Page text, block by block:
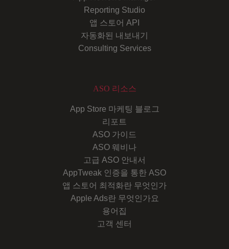
Reporting Studio
앱 스토어 API
자동화된 내보내기
Consulting Services
ASO 리소스
App Store 마케팅 블로그
리포트
ASO 가이드
ASO 웨비나
고급 ASO 안내서
AppTweak 인증을 통한 ASO
앱 스토어 최적화란 무엇인가
Apple Ads란 무엇인가요
용어집
고객 센터